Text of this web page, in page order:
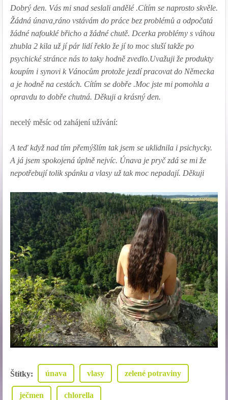
Dobrý den. Vás mi snad seslali andělé .Cítím se naprosto skvěle.
Žádná únava,ráno vstávám do práce bez problémů a odpočatá
žádné nafouklé břicho a žádné chutě. Dcerka problémy s váhou
zhubla 2 kila už jí pár lidí řeklo že jí to moc sluší takže po
psychické stránce nás to taky hodně zvedlo.Uvažuji že produkty
koupím i synovi k Vánocům protože jezdí pracovat do Německa
a je hodně na cestách. Cítím se dobře .Moc jste mi pomohla a
opravdu to dobře chutná. Děkuji a krásný den.
necelý měsíc od zahájení užívání:
A teď když nad tím přemýšlím tak jsem se uklidnila i psichycky.
A já jsem spokojená úplně nejvíc. Únava je pryč zdá se mi že
nepotřebují tolik spánku a vlasy už tak moc nepadají. Děkuji
Štítky: únava vlasy zelené potraviny
ječmen chlorella